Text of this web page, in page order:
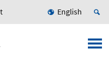
English